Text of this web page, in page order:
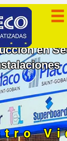
Materiales
en